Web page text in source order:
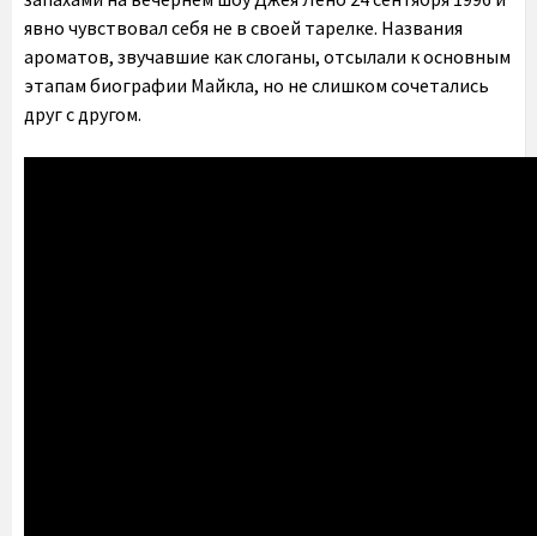
явно чувствовал себя не в своей тарелке. Названия
ароматов, звучавшие как слоганы, отсылали к основным
этапам биографии Майкла, но не слишком сочетались
друг с другом.